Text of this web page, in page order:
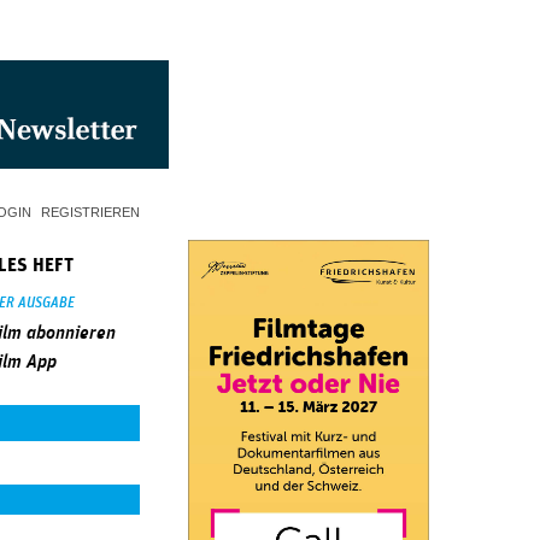
REGISTRIEREN
HEFT
AUSGABE
abonnieren
App